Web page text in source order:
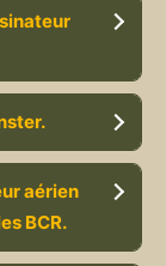
aérien
BCR.